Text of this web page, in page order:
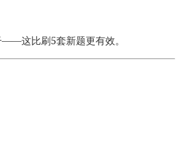
——这比刷5套新题更有效。